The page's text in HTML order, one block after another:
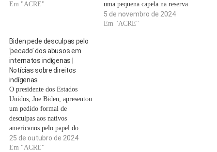
desculpas formalmente pelo
abusados ​​física e sexualmente
e quase 1.000 morreram.
“Estou fazendo algo que
deveria…
Em "ACRE"
uma pequena capela na reserva
de Montana, onde ela cresceu.
Em alguns fins de semana,
5 de novembro de 2024
Em "ACRE"
Biden pede desculpas pelo
‘pecado’ dos abusos em
internatos indígenas |
Notícias sobre direitos
indígenas
O presidente dos Estados
Unidos, Joe Biden, apresentou
um pedido formal de
desculpas aos nativos
americanos pelo papel do
governo em separar as crianças
indígenas de seus pais e forçá-
25 de outubro de 2024
Em "ACRE"